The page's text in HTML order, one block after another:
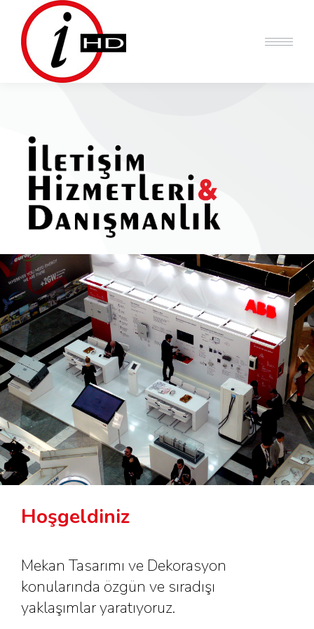
Hoşgeldiniz
Mekan Tasarımı ve Dekorasyon
konularında özgün ve sıradışı
yaklaşımlar yaratıyoruz.